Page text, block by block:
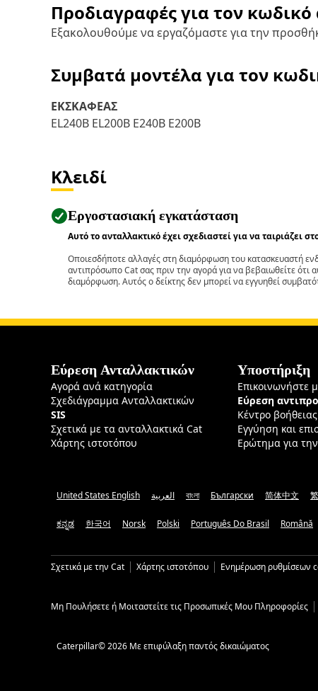
Προδιαγραφές για τον
Εξακολουθούμε να εργαζόμαστε για την
Συμβατά μοντέλα για τον
ΕΚΣΚΑΦΕΑΣ
EL240B EL200B E240B E200B
Κλειδί
Εργοστασιακή εγκατάσταση
Αυτό το ανταλλακτικό έχει σχεδιαστεί για να ταιριάζει
Οποιεσδήποτε αλλαγές στη διαμόρφωση του κατασκευαστή
αντιπρόσωπο Cat σας πριν την αγορά για να βεβαιωθείτε ότι
διαμόρφωση. Αυτός ο δείκτης δεν μπορεί να εγγυηθεί
Εύρεση Ανταλλακτικών
Αγορά ανά κατηγορία
Σχεδιάγραμμα Ανταλλακτικών
SIS
Σχετικά με τα ανταλλακτικά Cat
Χάρτης ιστοτόπου
Υποστήριξη
Επικοινωνήστε
Εύρεση
Κέντρο βοήθειας
Εγγύηση και
Ερώτημα για
United States English العربية বাংলা Български 简体中文
ಕನ್ನಡ 한국어 Norsk Polski Português Do Brasil Română
Σχετικά με την Cat Χάρτης ιστοτόπου Ενημέρωση ρυθμίσεων
Μη Πουλήσετε ή Μοιταστείτε τις Προσωπικές Μου Πληροφορίες
Caterpillar© 2026 Με επιφύλαξη παντός δικαιώματος